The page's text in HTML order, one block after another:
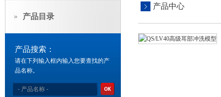
产品中心
产品目录
产品搜索：
请在下列输入框内输入您要查找的产
品名称。